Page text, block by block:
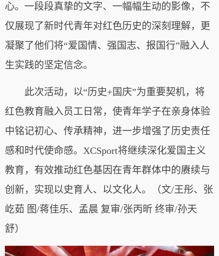
心。一段段真挚的文字、一幅幅生动的影像，不
仅展现了新时代青年对红色历史的深刻理解，更
凝聚了他们将“爱国情、强国志、报国行”融入人
生实践的坚定信念。
此次活动，以“历史+国庆”为重要契机，将
红色教育融入员工日常，使青年学子在亲身体验
中铭记初心、传承精神，进一步增强了历史责任
感和时代使命感。XCSport将继续深化爱国主义
教育，有效推动红色基因在青年群体中的赓续与
创新，实现以史育人、以文化人。（文/王彤、张
屹茹 图/蒋佳乐、孟晨 复审/张丙昕 终审/孙天
舒）